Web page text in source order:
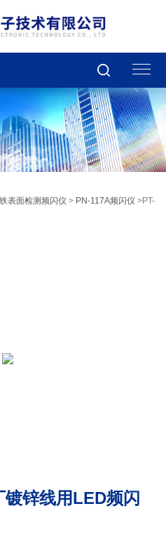
表面检测频闪仪 > PN-117A频闪仪 >PT-
锌线用LED频闪